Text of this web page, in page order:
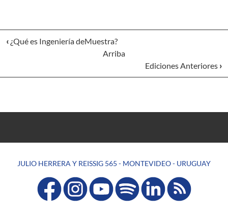
‹ ¿Qué es Ingeniería deMuestra?
Arriba
Ediciones Anteriores ›
JULIO HERRERA Y REISSIG 565 - MONTEVIDEO - URUGUAY